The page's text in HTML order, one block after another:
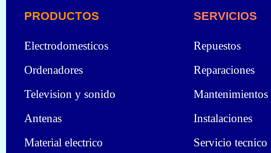
Repuestos
Reparaciones
Mantenimientos
Instalaciones
Servicio
Electrodomesticos
Ordenadores
Television y sonido
Antenas
Material electrico
PRODUCTOS SERVICIOS